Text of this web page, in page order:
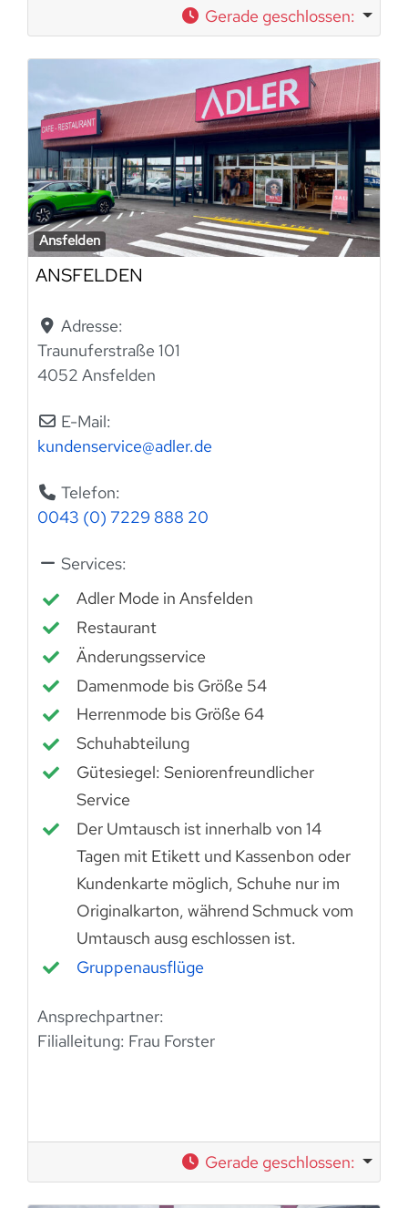
Gerade geschlossen:
Ansfelden
ANSFELDEN
Adresse:
Traunuferstraße 101
4052 Ansfelden
E-Mail:
kundenservice@adler.de
Telefon:
0043 (0) 7229 888 20
Services:
Adler Mode in Ansfelden
Restaurant
Änderungsservice
Damenmode bis Größe 54
Herrenmode bis Größe 64
Schuhabteilung
Gütesiegel: Seniorenfreundlicher
Service
Der Umtausch ist innerhalb von 14
Tagen mit Etikett und Kassenbon oder
Kundenkarte möglich, Schuhe nur im
Originalkarton, während Schmuck vom
Umtausch ausg eschlossen ist.
Gruppenausflüge
Ansprechpartner:
Filialleitung: Frau Forster
Gerade geschlossen: